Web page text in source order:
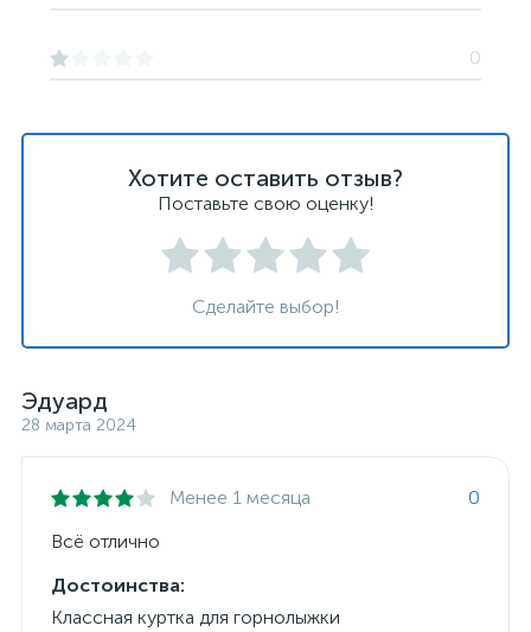
Хотите оставить отзыв?
Поставьте свою оценку!
Сделайте выбор!
Эдуард
28 марта 2024
Менее 1 месяца
0
Всё отлично
Достоинства:
Классная куртка для горнолыжки
0